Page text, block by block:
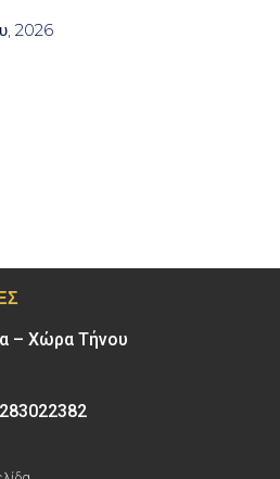
2026
– Χώρα Τήνου